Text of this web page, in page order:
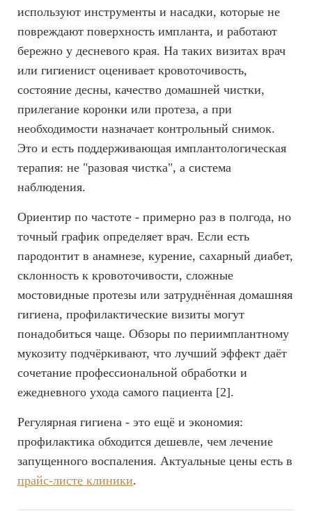
используют инструменты и насадки, которые не
повреждают поверхность импланта, и работают
бережно у десневого края. На таких визитах врач
или гигиенист оценивает кровоточивость,
состояние десны, качество домашней чистки,
прилегание коронки или протеза, а при
необходимости назначает контрольный снимок.
Это и есть поддерживающая имплантологическая
терапия: не "разовая чистка", а система
наблюдения.
Ориентир по частоте - примерно раз в полгода, но
точный график определяет врач. Если есть
пародонтит в анамнезе, курение, сахарный диабет,
склонность к кровоточивости, сложные
мостовидные протезы или затруднённая домашняя
гигиена, профилактические визиты могут
понадобиться чаще. Обзоры по периимплантному
мукозиту подчёркивают, что лучший эффект даёт
сочетание профессиональной обработки и
ежедневного ухода самого пациента [2].
Регулярная гигиена - это ещё и экономия:
профилактика обходится дешевле, чем лечение
запущенного воспаления. Актуальные цены есть в
прайс-листе клиники.